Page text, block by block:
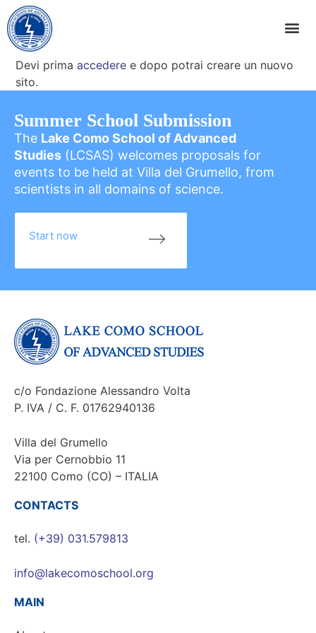
Devi primaaccedere e dopo potrai creare un nuovo
sito.
Summer School Submission
The Lake Como School of Advanced
Studies (LCSAS) welcomes proposals for
events to be held at Villa del Grumello, from
scientists in all domains of science.
Start now
c/o Fondazione Alessandro Volta
P. IVA / C. F. 01762940136
Villa del Grumello
Via per Cernobbio 11
22100 Como (CO) – ITALIA
CONTACTS
tel. (+39) 031.579813
info@lakecomoschool.org
MAIN